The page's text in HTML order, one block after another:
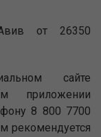
Авив от 26350
сайте
приложении
8 800 7700
рекомендуется